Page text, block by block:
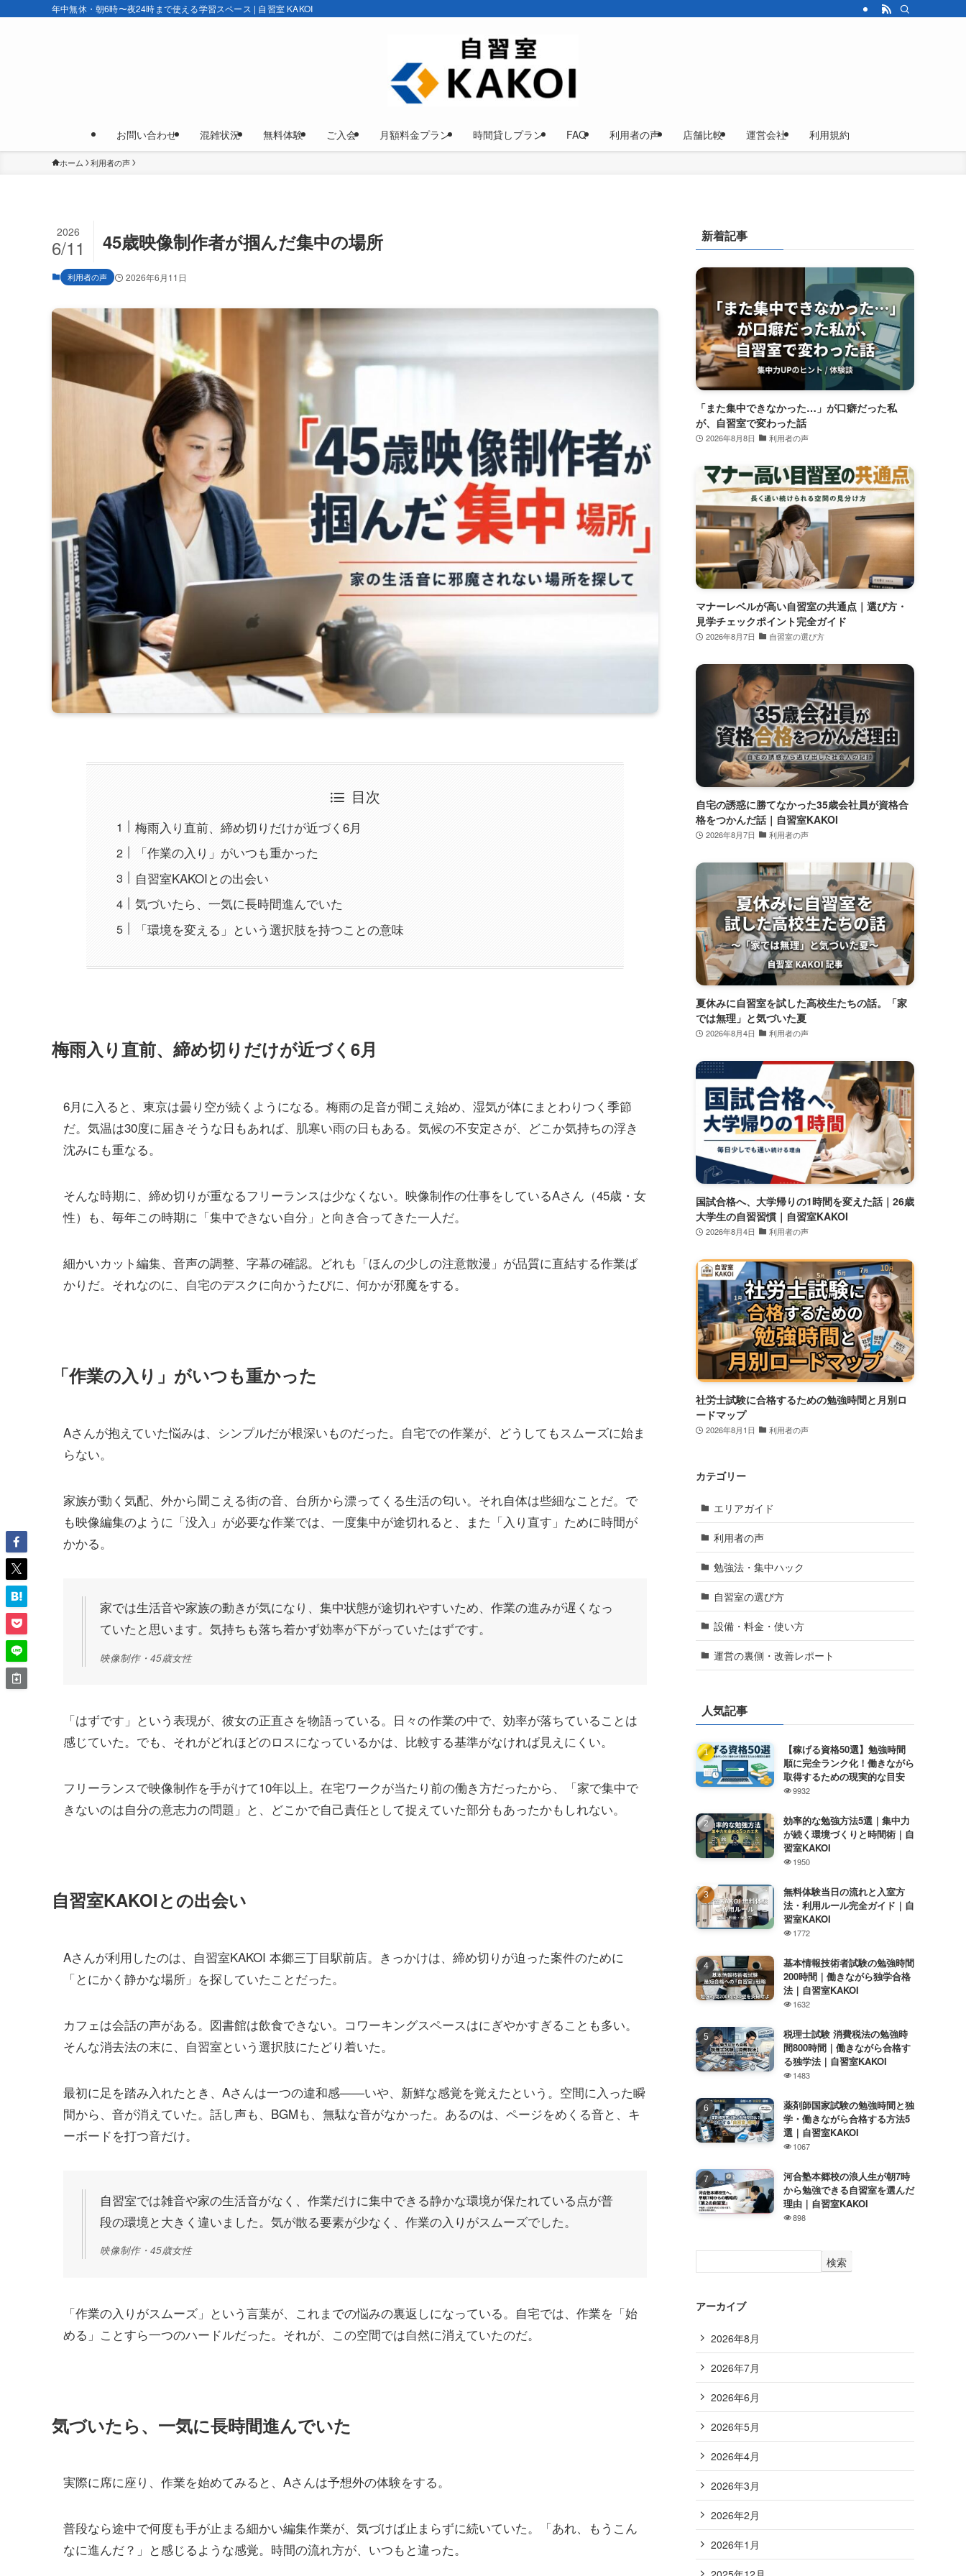
年中無休・朝6時〜夜24時まで使える学習スペース | 自習室 KAKOI
お問い合わせ 混雑状況 無料体験 ご入会 月額料金プラン 時間貸しプラン FAQ 利用者の声 店舗比較 運営会社 利用規約
ホーム 利用者の声
45歳映像制作者が掴んだ集中の場所
2026
6/11
利用者の声 2026年6月11日
目次
梅雨入り直前、締め切りだけが近づく6月
「作業の入り」がいつも重かった
自習室KAKOIとの出会い
気づいたら、一気に長時間進んでいた
「環境を変える」という選択肢を持つことの意味
梅雨入り直前、締め切りだけが近づく6月
6月に入ると、東京は曇り空が続くようになる。梅雨の足音が聞こえ始め、湿気が体にまとわりつく季節
だ。気温は30度に届きそうな日もあれば、肌寒い雨の日もある。気候の不安定さが、どこか気持ちの浮き
沈みにも重なる。
そんな時期に、締め切りが重なるフリーランスは少なくない。映像制作の仕事をしているAさん（45歳・女
性）も、毎年この時期に「集中できない自分」と向き合ってきた一人だ。
細かいカット編集、音声の調整、字幕の確認。どれも「ほんの少しの注意散漫」が品質に直結する作業ば
かりだ。それなのに、自宅のデスクに向かうたびに、何かが邪魔をする。
「作業の入り」がいつも重かった
Aさんが抱えていた悩みは、シンプルだが根深いものだった。自宅での作業が、どうしてもスムーズに始ま
らない。
家族が動く気配、外から聞こえる街の音、台所から漂ってくる生活の匂い。それ自体は些細なことだ。で
も映像編集のように「没入」が必要な作業では、一度集中が途切れると、また「入り直す」ために時間が
かかる。
家では生活音や家族の動きが気になり、集中状態が途切れやすいため、作業の進みが遅くなっ
ていたと思います。気持ちも落ち着かず効率が下がっていたはずです。
映像制作・45歳女性
「はずです」という表現が、彼女の正直さを物語っている。日々の作業の中で、効率が落ちていることは
感じていた。でも、それがどれほどのロスになっているかは、比較する基準がなければ見えにくい。
フリーランスで映像制作を手がけて10年以上。在宅ワークが当たり前の働き方だったから、「家で集中で
きないのは自分の意志力の問題」と、どこかで自己責任として捉えていた部分もあったかもしれない。
自習室KAKOIとの出会い
Aさんが利用したのは、自習室KAKOI 本郷三丁目駅前店。きっかけは、締め切りが迫った案件のために
「とにかく静かな場所」を探していたことだった。
カフェは会話の声がある。図書館は飲食できない。コワーキングスペースはにぎやかすぎることも多い。
そんな消去法の末に、自習室という選択肢にたどり着いた。
最初に足を踏み入れたとき、Aさんは一つの違和感——いや、新鮮な感覚を覚えたという。空間に入った瞬
間から、音が消えていた。話し声も、BGMも、無駄な音がなかった。あるのは、ページをめくる音と、キ
ーボードを打つ音だけ。
自習室では雑音や家の生活音がなく、作業だけに集中できる静かな環境が保たれている点が普
段の環境と大きく違いました。気が散る要素が少なく、作業の入りがスムーズでした。
映像制作・45歳女性
「作業の入りがスムーズ」という言葉が、これまでの悩みの裏返しになっている。自宅では、作業を「始
める」ことすら一つのハードルだった。それが、この空間では自然に消えていたのだ。
気づいたら、一気に長時間進んでいた
実際に席に座り、作業を始めてみると、Aさんは予想外の体験をする。
普段なら途中で何度も手が止まる細かい編集作業が、気づけば止まらずに続いていた。「あれ、もうこん
なに進んだ？」と感じるような感覚。時間の流れ方が、いつもと違った。
新着記事
「また集中できなかった…」が口癖だった私
が、自習室で変わった話
2026年8月8日 利用者の声
マナーレベルが高い自習室の共通点｜選び方・
見学チェックポイント完全ガイド
2026年8月7日 自習室の選び方
自宅の誘惑に勝てなかった35歳会社員が資格合
格をつかんだ話｜自習室KAKOI
2026年8月7日 利用者の声
夏休みに自習室を試した高校生たちの話。「家
では無理」と気づいた夏
2026年8月4日 利用者の声
国試合格へ、大学帰りの1時間を変えた話｜26歳
大学生の自習習慣｜自習室KAKOI
2026年8月4日 利用者の声
社労士試験に合格するための勉強時間と月別ロ
ードマップ
2026年8月1日 利用者の声
カテゴリー
エリアガイド
利用者の声
勉強法・集中ハック
自習室の選び方
設備・料金・使い方
運営の裏側・改善レポート
人気記事
【稼げる資格50選】勉強時間
順に完全ランク化！働きながら
取得するための現実的な目安
9932
効率的な勉強方法5選｜集中力
が続く環境づくりと時間術｜自
習室KAKOI
1950
無料体験当日の流れと入室方
法・利用ルール完全ガイド｜自
習室KAKOI
1772
基本情報技術者試験の勉強時間
200時間｜働きながら独学合格
法｜自習室KAKOI
1632
税理士試験 消費税法の勉強時
間800時間｜働きながら合格す
る独学法｜自習室KAKOI
1483
薬剤師国家試験の勉強時間と独
学・働きながら合格する方法5
選｜自習室KAKOI
1067
河合塾本郷校の浪人生が朝7時
から勉強できる自習室を選んだ
理由｜自習室KAKOI
898
検索
アーカイブ
2026年8月
2026年7月
2026年6月
2026年5月
2026年4月
2026年3月
2026年2月
2026年1月